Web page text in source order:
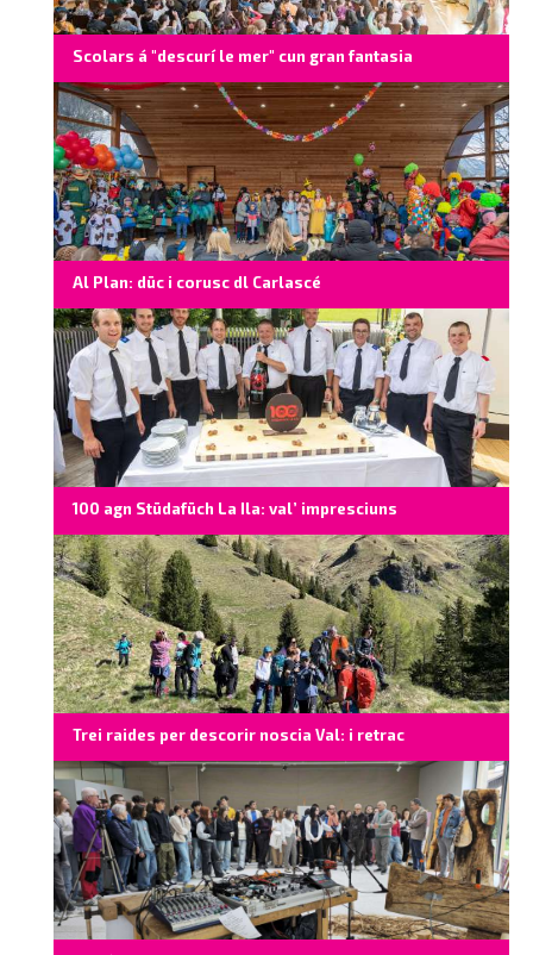
Scolars á "descurí le mer" cun gran fantasia
Al Plan: düc i corusc dl Carlascé
100 agn Stüdafüch La Ila: val’ impresciuns
Trei raides per descorir noscia Val: i retrac